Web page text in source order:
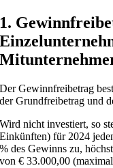
1.
Der Gewinnfreibetrag
der Grundfreibetrag und
Wird nicht investiert, so
Einkünften) für 2024
% des Gewinns zu,
von € 33.000,00